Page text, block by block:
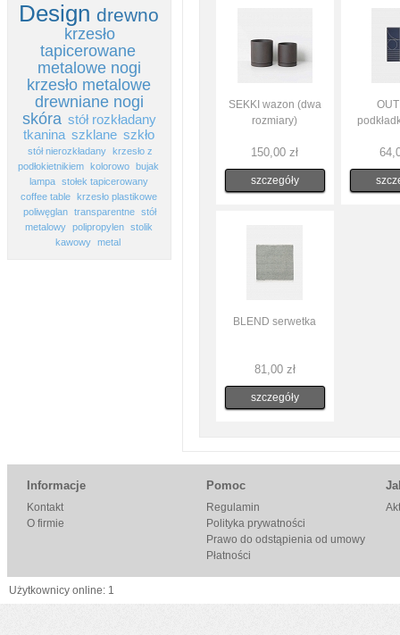
Design drewno
krzesło
tapicerowane
metalowe nogi
krzesło metalowe
drewniane nogi
skóra stół rozkładany
tkanina szklane szkło
stół nierozkładany krzesło z
podłokietnikiem kolorowo bujak
lampa
stołek tapicerowany
coffee table
krzesło plastikowe
poliwęglan
transparentne
stół
metalowy
polipropylen
stolik
kawowy
metal
SEKKI wazon (dwa
rozmiary)
150,00 zł
szczegóły
BLEND serwetka
81,00 zł
szczegóły
Informacje
Kontakt
O firmie
Pomoc
Regulamin
Polityka prywatności
Prawo do odstąpienia od umowy
Płatności
Użytkownicy online: 1